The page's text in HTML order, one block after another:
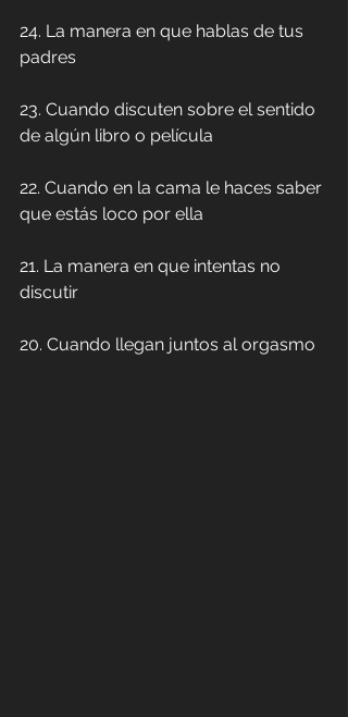
24. La manera en que hablas de tus
padres
23. Cuando discuten sobre el sentido
de algún libro o película
22. Cuando en la cama le haces saber
que estás loco por ella
21. La manera en que intentas no
discutir
20. Cuando llegan juntos al orgasmo